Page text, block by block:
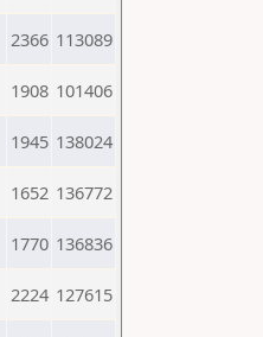
2366 113089
1908 101406
1945 138024
1652 136772
1770 136836
2224 127615